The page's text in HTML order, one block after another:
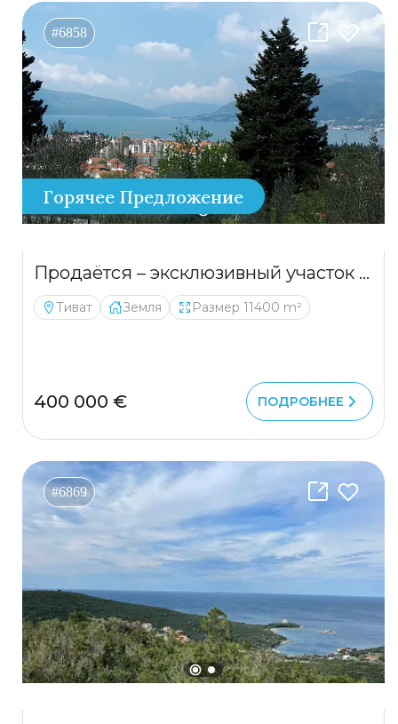
#6858
Горячее Предложение
Продаётся – эксклюзивный участок в Тивате, 11 400 м², с прекрасным видом на залив
Тиват Земля Размер 11400 m²
400 000 € ПОДРОБНЕЕ
#6869